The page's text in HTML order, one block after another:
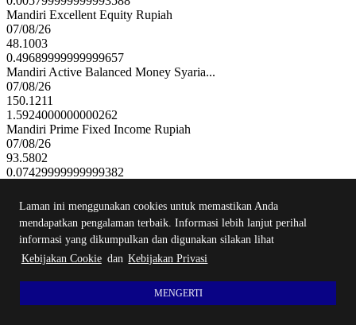
Laman ini menggunakan cookies untuk memastikan Anda
mendapatkan pengalaman terbaik. Informasi lebih lanjut perihal
informasi yang dikumpulkan dan digunakan silakan lihat
Kebijakan Cookie dan Kebijakan Privasi
MENGERTI
Mandiri Excellent Equity Rupiah
07/08/26
48.1003
0.49689999999999657
Mandiri Active Balanced Money Syaria...
07/08/26
150.1211
1.5924000000000262
Mandiri Prime Fixed Income Rupiah
07/08/26
93.5802
0.07429999999999382
07/08/26
13.989100000000008
Mandiri Secure Fixed Income Money Rupiah
07/08/26
Mandiri Secure Fixed Income Money USD